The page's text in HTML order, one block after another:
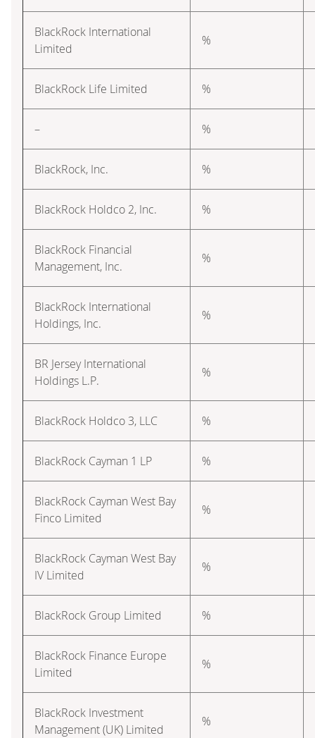
BlackRock International
Limited
%
BlackRock Life Limited %
– %
BlackRock, Inc. %
BlackRock Holdco 2, Inc. %
BlackRock Financial
Management, Inc.
%
BlackRock International
Holdings, Inc.
%
BR Jersey International
Holdings L.P.
%
BlackRock Holdco 3, LLC %
BlackRock Cayman 1 LP %
BlackRock Cayman West Bay
Finco Limited
%
BlackRock Cayman West Bay
IV Limited
%
BlackRock Group Limited %
BlackRock Finance Europe
Limited
%
BlackRock Investment
Management (UK) Limited
%